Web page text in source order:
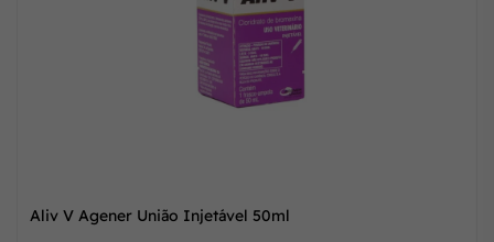
Anti-inflamatório Flamavet 0,2 mg (Meloxicam) Agener